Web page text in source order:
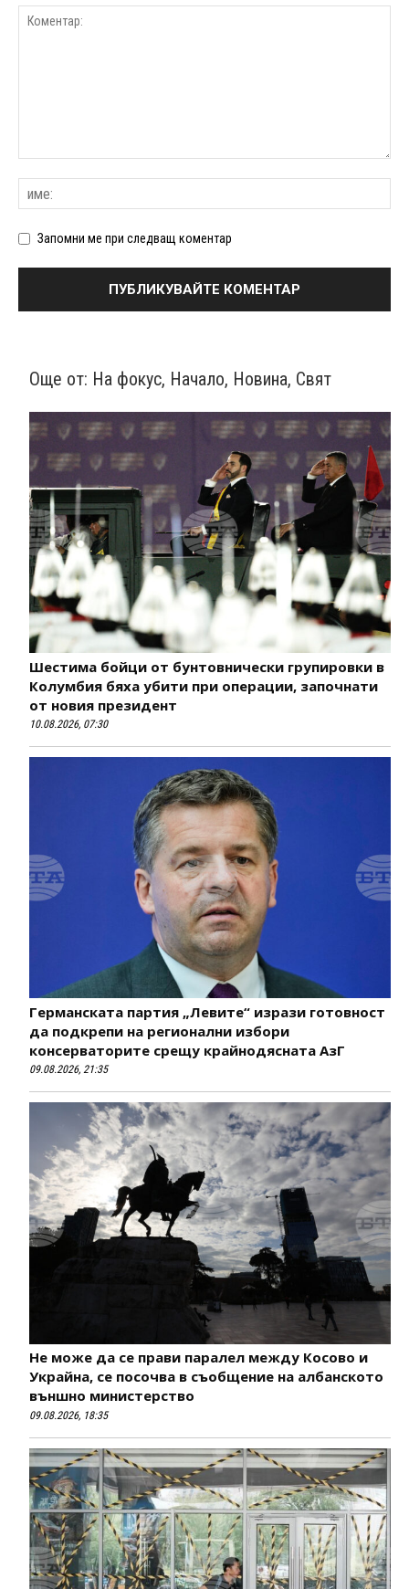
Запомни ме при следващ коментар
Още от: На фокус, Начало, Новина, Свят
Шестима бойци от бунтовнически групировки в
Колумбия бяха убити при операции, започнати
от новия президент
10.08.2026, 07:30
Германската партия „Левите“ изрази готовност
да подкрепи на регионални избори
консерваторите срещу крайнодясната АзГ
09.08.2026, 21:35
Не може да се прави паралел между Косово и
Украйна, се посочва в съобщение на албанското
външно министерство
09.08.2026, 18:35